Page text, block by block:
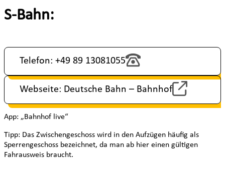
S-Bahn:
Telefon: +49 89 13081055
Webseite: Deutsche Bahn – Bahnhof
App: „Bahnhof live“
Tipp: Das Zwischengeschoss wird in den Aufzügen häufig als
Sperrengeschoss bezeichnet, da man ab hier einen gültigen
Fahrausweis braucht.